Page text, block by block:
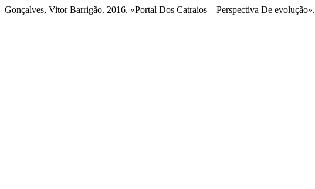
Gonçalves, Vitor Barrigão. 2016. «Portal Dos Catraios – Perspectiva De evolução».